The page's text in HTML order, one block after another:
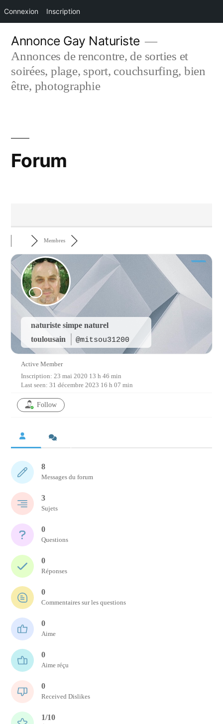
Connexion Inscription
contenu
Annonce Gay Naturiste
Annonces de rencontre, de sorties et
soirées, plage, sport, couchsurfing, bien
être, photographie
Forum
Membres
naturiste simpe naturel
toulousain
@mitsou31200
Active Member
Inscription: 23 mai 2020 13 h 46 min
Last seen: 31 décembre 2023 16 h 07 min
Follow
8
Messages du forum
3
Sujets
0
Questions
0
Réponses
0
Commentaires sur les questions
0
Aime
0
Aime réçu
0
Received Dislikes
1/10